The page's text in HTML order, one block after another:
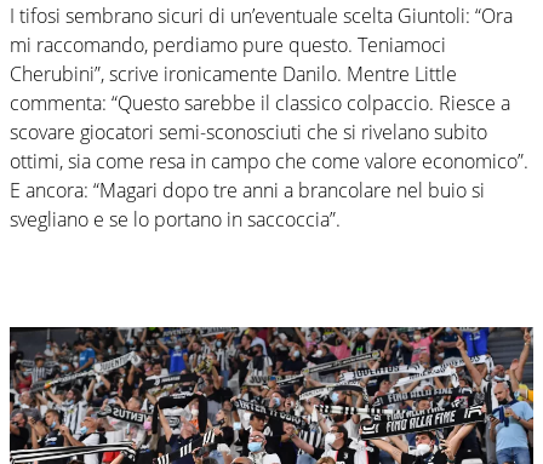
I tifosi sembrano sicuri di un’eventuale scelta Giuntoli: “Ora
mi raccomando, perdiamo pure questo. Teniamoci
Cherubini”, scrive ironicamente Danilo. Mentre Little
commenta: “Questo sarebbe il classico colpaccio. Riesce a
scovare giocatori semi-sconosciuti che si rivelano subito
ottimi, sia come resa in campo che come valore economico”.
E ancora: “Magari dopo tre anni a brancolare nel buio si
svegliano e se lo portano in saccoccia”.